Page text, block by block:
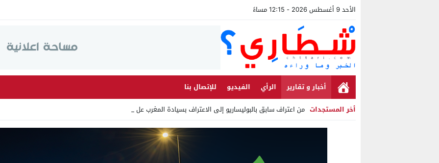
الأحد 9 أغسطس 2026 - 12:15 مساءً
أخبار و تقارير الرأي الفيديو
للإتصال بنا
أخر المستجدات من اعتراف سابق بالبوليساريو إلى الاعتراف بسيادة المغرب على الصحراء.. _
Stop